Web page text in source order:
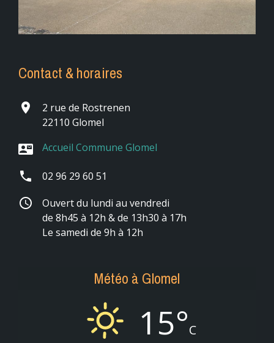
Contact & horaires
place
2 rue de Rostrenen
22110 Glomel
contact_mail Accueil Commune Glomel
phone 02 96 29 60 51
schedule
Ouvert du lundi au vendredi
de 8h45 à 12h & de 13h30 à 17h
Le samedi de 9h à 12h
Météo à Glomel
15°C